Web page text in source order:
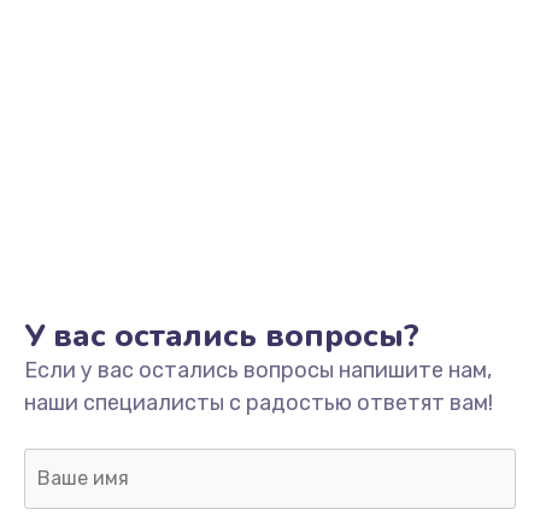
от 550 руб.
Заказать
Замена микросхемы зарядки
У вас остались вопросы?
Если у вас остались вопросы напишите нам,
наши специалисты с радостью ответят вам!